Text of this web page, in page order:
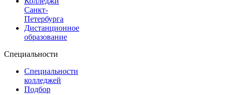
Санкт-
Петербурга
Дистанционное
образование
Специальности
Специальности
колледжей
Подбор